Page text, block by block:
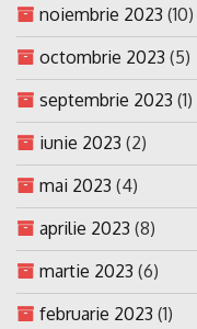
noiembrie 2023 (10)
octombrie 2023 (5)
septembrie 2023 (1)
iunie 2023 (2)
mai 2023 (4)
aprilie 2023 (8)
martie 2023 (6)
februarie 2023 (1)